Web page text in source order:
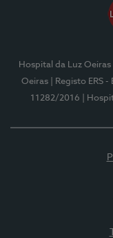
Hospital da Luz Oeiras
Oeiras
| Registo ERS -
11282/2016
|